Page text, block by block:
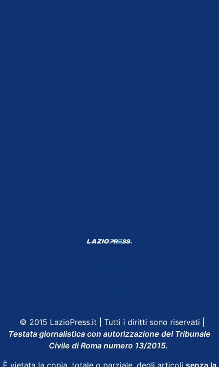
© 2015 LazioPress.it | Tutti i diritti sono riservati |
Testata giornalistica con autorizzazione del Tribunale
Civile di Roma numero 13/2015.